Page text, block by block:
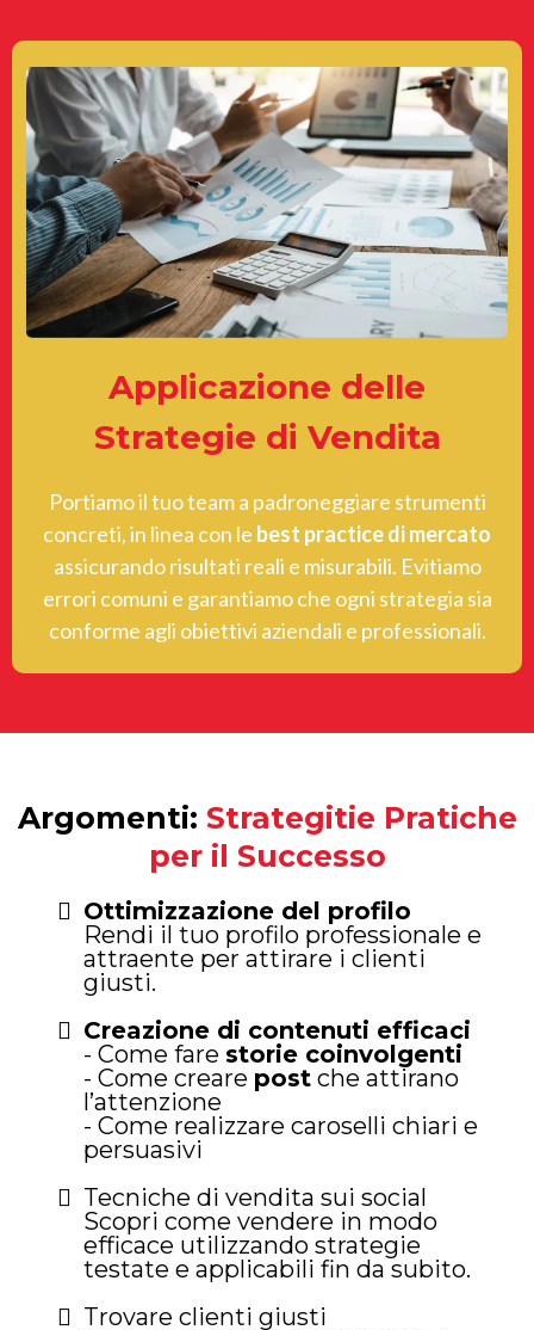
Applicazione delle
Strategie di Vendita
Portiamo il tuo team a padroneggiare strumenti
concreti, in linea con le best practice di mercato
assicurando risultati reali e misurabili. Evitiamo
errori comuni e garantiamo che ogni strategia sia
conforme agli obiettivi aziendali e professionali.
Argomenti: Strategitie Pratiche
per il Successo
Ottimizzazione del profilo
Rendi il tuo profilo professionale e
attraente per attirare i clienti
giusti.
Creazione di contenuti efficaci
- Come fare storie coinvolgenti
- Come creare post che attirano
l’attenzione
- Come realizzare caroselli chiari e
persuasivi
Tecniche di vendita sui social
Scopri come vendere in modo
efficace utilizzando strategie
testate e applicabili fin da subito.
Trovare clienti giusti